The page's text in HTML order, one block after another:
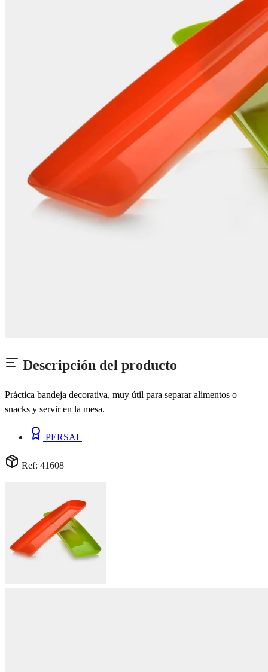
Descripción del producto
Práctica bandeja decorativa, muy útil para separar alimentos o
snacks y servir en la mesa.
PERSAL
Ref: 41608